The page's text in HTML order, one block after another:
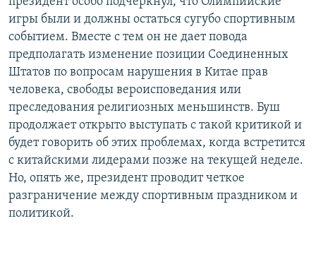
игры были и должны остаться сугубо спортивным
событием. Вместе с тем он не дает повода
предполагать изменение позиции Соединенных
Штатов по вопросам нарушения в Китае прав
человека, свободы вероисповедания или
преследования религиозных меньшинств. Буш
продолжает открыто выступать с такой критикой и
будет говорить об этих проблемах, когда встретится
с китайскими лидерами позже на текущей неделе.
Но, опять же, президент проводит четкое
разграничение между спортивным праздником и
политикой.